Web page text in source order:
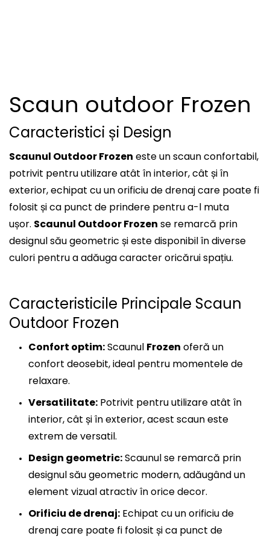
Scaun outdoor Frozen
Caracteristici și Design
Scaunul Outdoor Frozen este un scaun confortabil,
potrivit pentru utilizare atât în interior, cât și în
exterior, echipat cu un orificiu de drenaj care poate fi
folosit și ca punct de prindere pentru a-l muta
ușor. Scaunul Outdoor Frozen se remarcă prin
designul său geometric și este disponibil în diverse
culori pentru a adăuga caracter oricărui spațiu.
Caracteristicile Principale Scaun
Outdoor Frozen
Confort optim:Scaunul Frozen oferă un
confort deosebit, ideal pentru momentele de
relaxare.
Versatilitate: Potrivit pentru utilizare atât în
interior, cât și în exterior, acest scaun este
extrem de versatil.
Design geometric:Scaunul se remarcă prin
designul său geometric modern, adăugând un
element vizual atractiv în orice decor.
Orificiu de drenaj: Echipat cu un orificiu de
drenaj care poate fi folosit și ca punct de